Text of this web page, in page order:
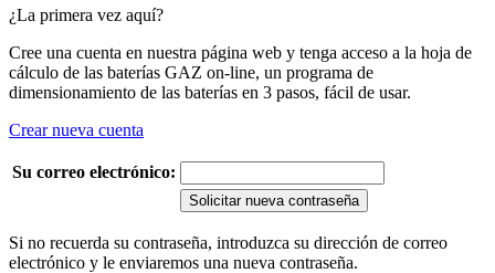
¿La primera vez aquí?
Cree una cuenta en nuestra página web y tenga acceso a la hoja de
cálculo de las baterías GAZ on-line, un programa de
dimensionamiento de las baterías en 3 pasos, fácil de usar.
Crear nueva cuenta
Su correo electrónico:
Solicitar nueva contraseña
Si no recuerda su contraseña, introduzca su dirección de correo
electrónico y le enviaremos una nueva contraseña.